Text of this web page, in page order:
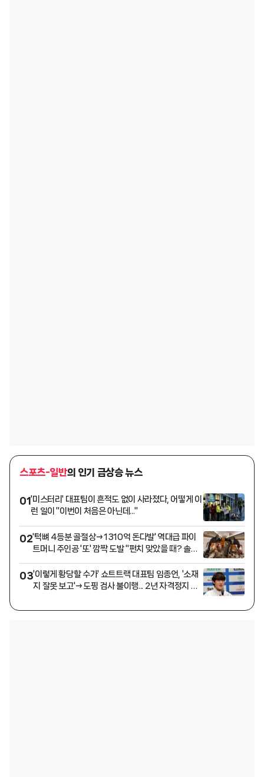
스포츠-일반의 인기 급상승 뉴스
01'미스터리' 대표팀이 흔적도 없이 사라졌다, 어떻게 이
런 일이 "이번이 처음은 아닌데..."
02'턱뼈 4등분 골절상→1310억 돈다발' 역대급 파이
트머니 주인공 '또' 깜짝 도발 "펀치 맞았을 때? 솔직
03'이렇게 황당할 수가' 쇼트트랙 대표팀 임종언, '소재
지 잘못 보고'→도핑 검사 불이행... 2년 자격정지 위